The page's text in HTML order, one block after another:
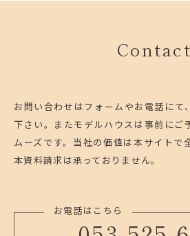
Contact
お問い合わせはフォームやお電話にて
下さい。 またモデルハウスは事前にご
ムーズです。 当社の価値は本サイトで
本資料請求は承っておりません。
お電話はこちら